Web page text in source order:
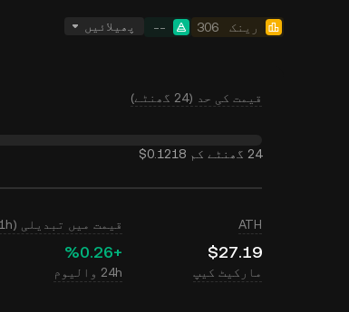
رینک 306
-- پھیلائیں
قیمت کی حد (24 گھنٹے)
24 گھنٹے کم $0.1218
ATH
$27.19
قیمت میں تبدیلی (1h)
‮+‭0.26‬%‬
مارکیٹ کیپ 24h والیوم